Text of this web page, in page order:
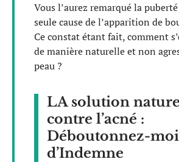
Vous l’aurez remarqué la
seule cause de l’apparition de
Ce constat étant fait, comment
de manière naturelle et non
peau ?
LA solution
contre l’acné :
Déboutonnez-moi
d’Indemne